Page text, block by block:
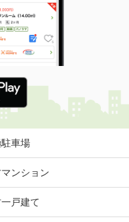
駐車場
ンション
戸建て